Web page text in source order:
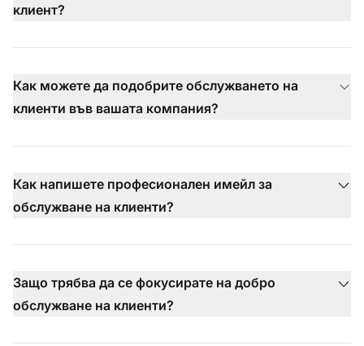
клиент?
Как можете да подобрите обслужването на
клиенти във вашата компания?
Как напишете професионален имейл за
обслужване на клиенти?
Защо трябва да се фокусирате на добро
обслужване на клиенти?